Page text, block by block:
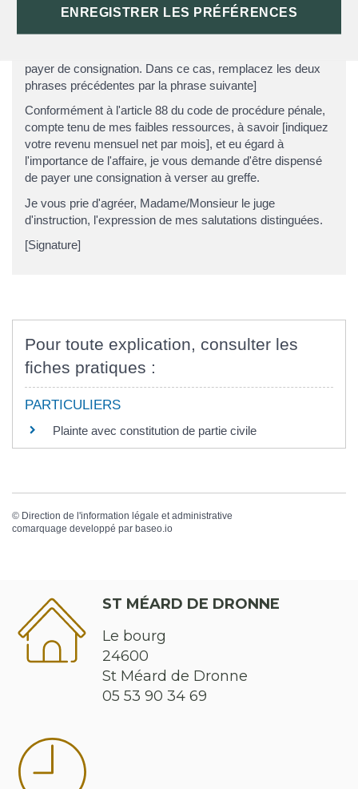
ENREGISTRER LES PRÉFÉRENCES
mes revenus qui sont de [indiquez votre revenu mensuel
payer de consignation. Dans ce cas, remplacez les deux
phrases précédentes par la phrase suivante]
Conformément à l'article 88 du code de procédure pénale,
compte tenu de mes faibles ressources, à savoir [indiquez
votre revenu mensuel net par mois], et eu égard à
l'importance de l'affaire, je vous demande d'être dispensé
de payer une consignation à verser au greffe.
Je vous prie d'agréer, Madame/Monsieur le juge
d'instruction, l'expression de mes salutations distinguées.
[Signature]
Pour toute explication, consulter les
fiches pratiques :
PARTICULIERS
Plainte avec constitution de partie civile
© Direction de l'information légale et administrative
comarquage developpé par baseo.io
ST MÉARD DE DRONNE
Le bourg
24600
St Méard de Dronne
05 53 90 34 69